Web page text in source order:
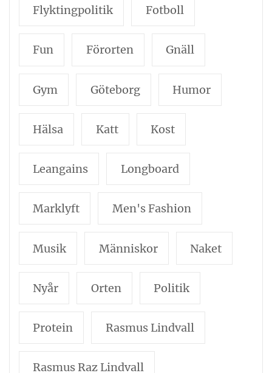
Flyktingpolitik Fotboll
Fun Förorten Gnäll
Gym Göteborg Humor
Hälsa Katt Kost
Leangains Longboard
Marklyft Men's Fashion
Musik Människor Naket
Nyår Orten Politik
Protein Rasmus Lindvall
Rasmus Raz Lindvall